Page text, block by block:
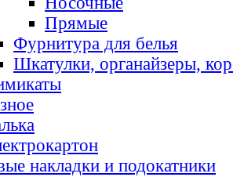
Прямые
Фурнитура для белья
Шкатулки, органайзеры,
накладки и подокатники